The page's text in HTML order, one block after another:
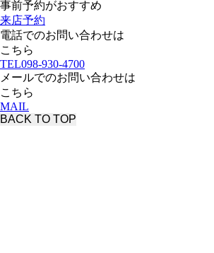
事前予約がおすすめ
来店予約
電話でのお問い合わせは
こちら
TEL098-930-4700
メールでのお問い合わせは
こちら
MAIL
BACK TO TOP